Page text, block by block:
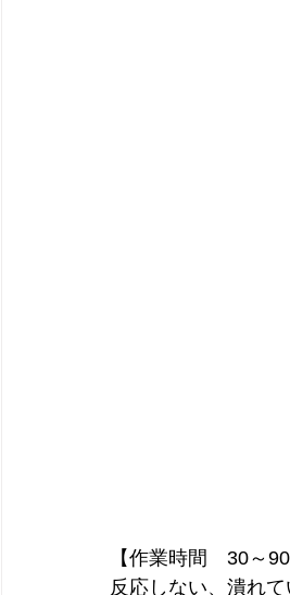
【作業時間　30～
反応しない、潰れ